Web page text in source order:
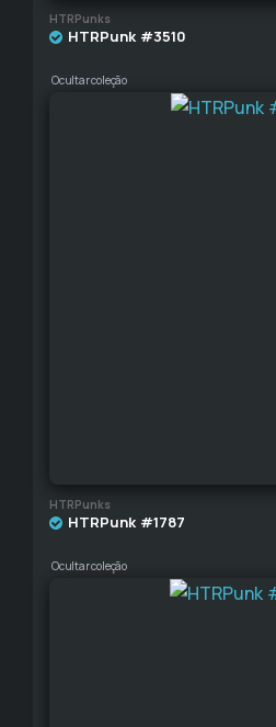
HTRPunks
HTRPunk #3510
Ocultar coleção
HTRPunks
HTRPunk #1787
Ocultar coleção